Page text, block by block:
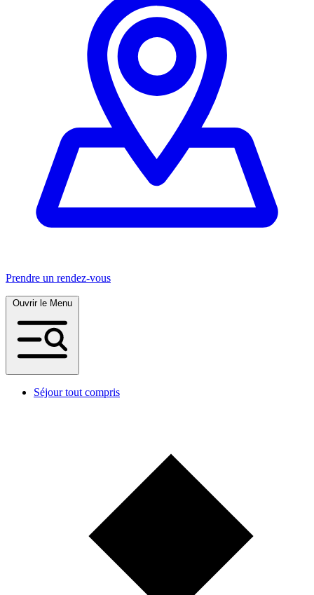
Prendre un rendez-vous
Séjour tout compris